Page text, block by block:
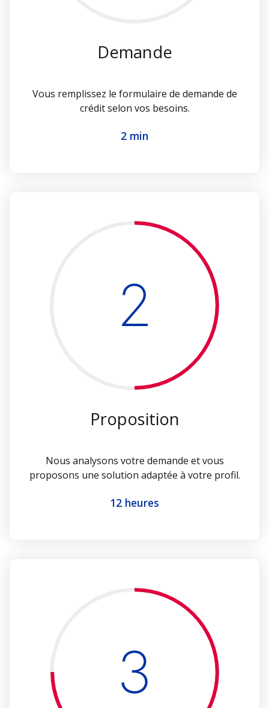
Demande
Vous remplissez le formulaire de demande de
crédit selon vos besoins.
2 min
2
Proposition
Nous analysons votre demande et vous
proposons une solution adaptée à votre profil.
12 heures
3